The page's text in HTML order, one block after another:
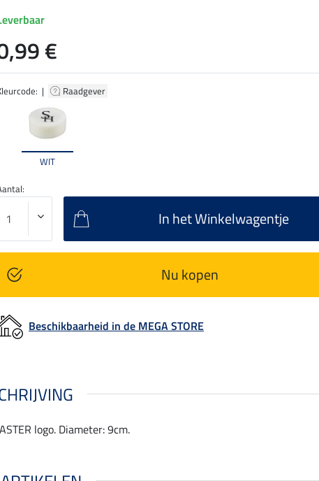
| Raadgever
WIT
€
In het Winkelwagentje
Nu kopen
Beschikbaarheid in de MEGA STORE
logo. Diameter: 9cm.